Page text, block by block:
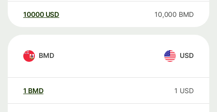
10000 USD 10,000 BMD
BMD USD
1 BMD 1 USD